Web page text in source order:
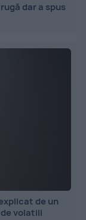
dar a spus
de un
volatili